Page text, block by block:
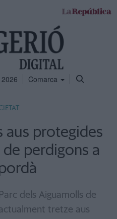
Comarca
aus protegides
perdigons a
dels Aiguamolls de
tretze aus